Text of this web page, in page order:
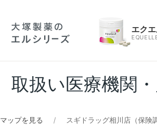
エク
取扱い医療機関
マップを見る スギドラッグ相川店（保険